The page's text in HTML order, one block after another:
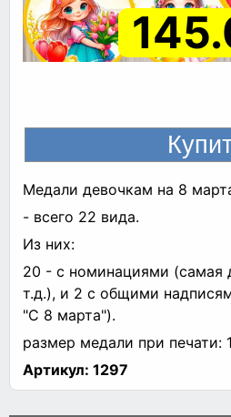
Медали девочкам на 8
- всего 22 вида.
Из них:
20 - с номинациями (самая
т.д.), и 2 с общими
"С 8 марта").
размер медали при печати:
Артикул: 1297